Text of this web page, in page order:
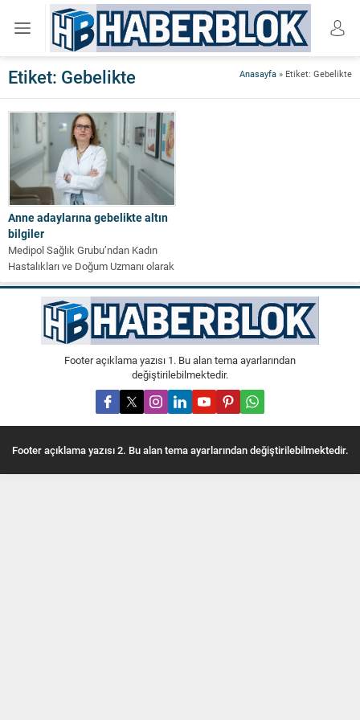
Anasayfa » Etiket: Gebelikte
Etiket: Gebelikte
Anne adaylarına gebelikte altın
bilgiler
Medipol Sağlık Grubu’ndan Kadın
Hastalıkları ve Doğum Uzmanı olarak
Op. Dr. Aysen Özcan, anne
adaylarının...
Footer açıklama yazısı 1. Bu alan tema ayarlarından
değiştirilebilmektedir.
Footer açıklama yazısı 2. Bu alan tema ayarlarından değiştirilebilmektedir.